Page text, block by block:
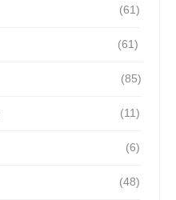
(61)
(61)
(85)
(11)
(6)
(48)